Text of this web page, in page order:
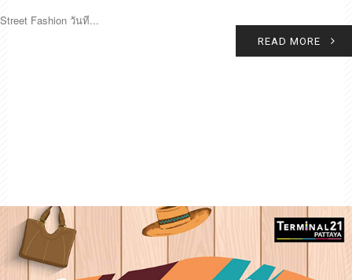
Street Fashion วันที...
READ MORE